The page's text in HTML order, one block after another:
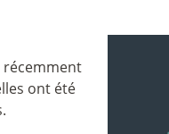
récemment
ont été